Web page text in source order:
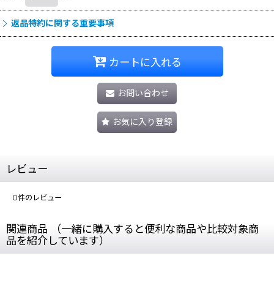
返品特約に関する重要事項
カートに入れる
お問い合わせ
お気に入り登録
レビュー
0件のレビュー
関連商品 （一緒に購入すると便利な商品や比較対象商
品を紹介しています）